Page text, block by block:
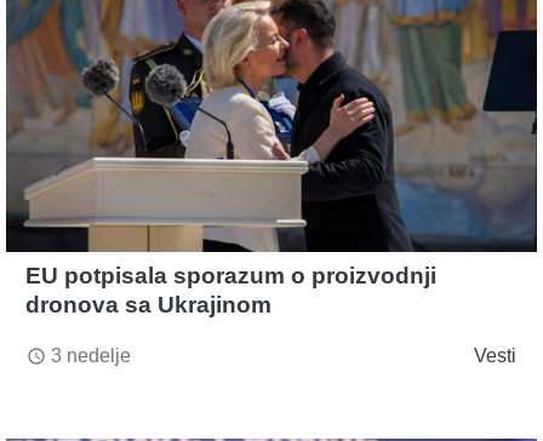
EU potpisala sporazum o proizvodnji
dronova sa Ukrajinom
access_time 3 nedelje Vesti